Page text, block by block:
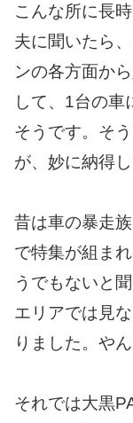
こんな所に長
夫に聞いたら
ンの各方面か
して、1台の車
そうです。そ
が、妙に納得
昔は車の暴走
で特集が組ま
うでもないと
エリアでは見
りました。や
それでは大黒